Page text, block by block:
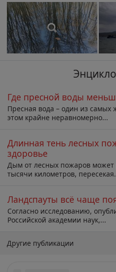
Где пресной воды
Пресная вода – один из
этом крайне неравномерно...
Длинная тень лесных
здоровье
Дым от лесных пожаров может
тысячи километров,
Ландспауты всё чаще
Согласно исследованию,
Российской академии наук,...
Другие публикации